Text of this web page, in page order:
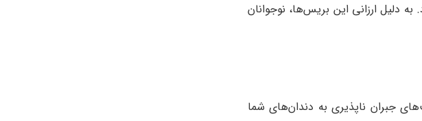
دلیل ارزانی این بریس‌ها، نوجوانان
جبران ناپذیری به دندان‌های شما